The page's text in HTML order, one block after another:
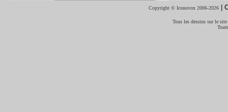
Copyright © Iconovox 2006-2026 |
Tous les dessins sur le